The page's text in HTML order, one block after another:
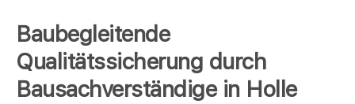
Baubegleitende
Qualitätssicherung durch
Bausachverständige in Holle